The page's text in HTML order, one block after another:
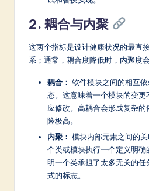
2. 耦合与内聚
这两个指标是设计健康状况的最直
系；通常，耦合度降低时，内聚度会
耦合： 软件模块之间的相互
态。这意味着一个模块的变
应修改。高耦合会形成复杂
险极高。
内聚： 模块内部元素之间的
个类或模块执行一个定义明
明一个类承担了太多无关的任
式的标志。